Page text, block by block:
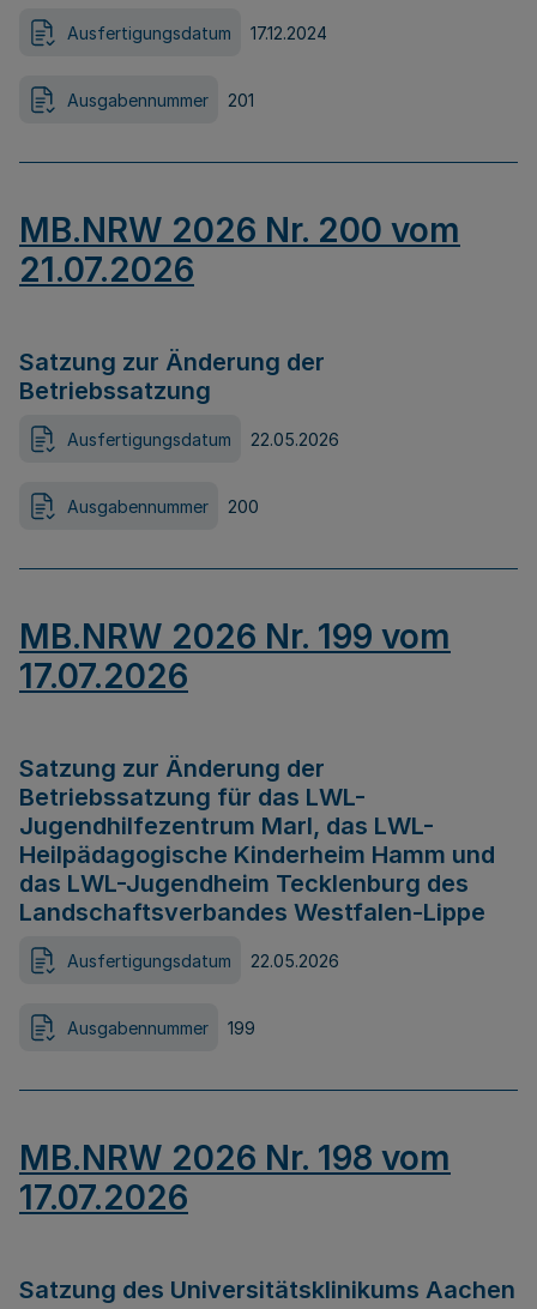
Ausfertigungsdatum 17.12.2024
Ausgabennummer 201
MB.NRW 2026 Nr. 200 vom
21.07.2026
Satzung zur Änderung der
Betriebssatzung
Ausfertigungsdatum 22.05.2026
Ausgabennummer 200
MB.NRW 2026 Nr. 199 vom
17.07.2026
Satzung zur Änderung der
Betriebssatzung für das LWL-
Jugendhilfezentrum Marl, das LWL-
Heilpädagogische Kinderheim Hamm und
das LWL-Jugendheim Tecklenburg des
Landschaftsverbandes Westfalen-Lippe
Ausfertigungsdatum 22.05.2026
Ausgabennummer 199
MB.NRW 2026 Nr. 198 vom
17.07.2026
Satzung des Universitätsklinikums Aachen